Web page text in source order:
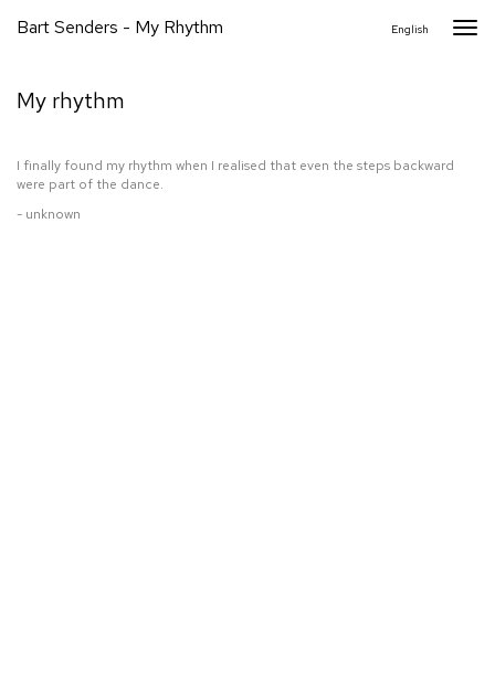
Bart Senders - My Rhythm English
My rhythm
I finally found my rhythm when I realised that even the steps backward
were part of the dance.
- unknown